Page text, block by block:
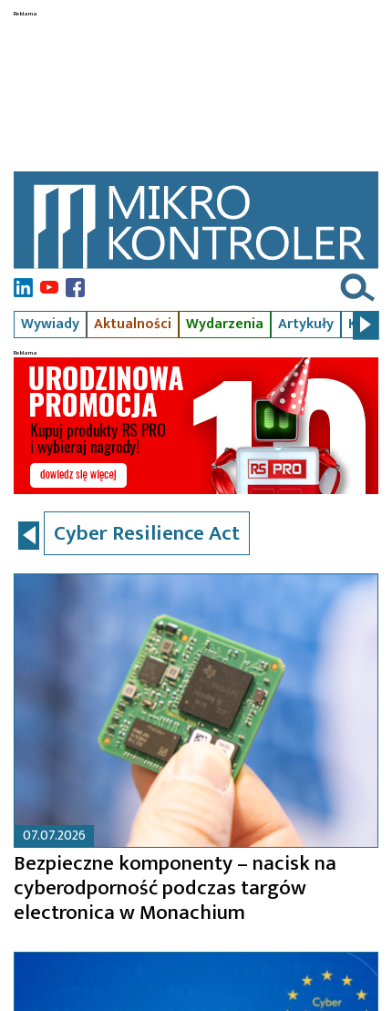
Wywiady Aktualności Wydarzenia Artykuły Kursy
Cyber Resilience Act
07.07.2026
Bezpieczne komponenty – nacisk na
cyberodporność podczas targów
electronica w Monachium